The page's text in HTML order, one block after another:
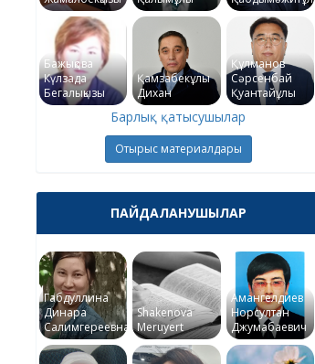
Бажықова
Күлзада
Бегалықызы
Қамзабекұлы
Дихан
Құлманов
Сәрсенбай
Қуантайұлы
Барлық қатысушылар
Отырыс материалдары
ПАЙДАЛАНУШЫЛАР
Габдуллина
Динара
Салимгереевна
Shakenova
Meruyert
Амангелдиев
Норсултан
Джумабаевич